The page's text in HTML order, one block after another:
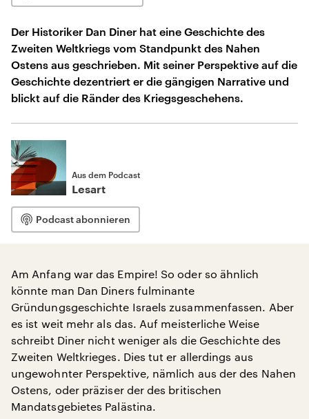
Der Historiker Dan Diner hat eine Geschichte des
Zweiten Weltkriegs vom Standpunkt des Nahen
Ostens aus geschrieben. Mit seiner Perspektive auf die
Geschichte dezentriert er die gängigen Narrative und
blickt auf die Ränder des Kriegsgeschehens.
Aus dem Podcast
Lesart
Podcast abonnieren
Am Anfang war das Empire! So oder so ähnlich
könnte man Dan Diners fulminante
Gründungsgeschichte Israels zusammenfassen. Aber
es ist weit mehr als das. Auf meisterliche Weise
schreibt Diner nicht weniger als die Geschichte des
Zweiten Weltkrieges. Dies tut er allerdings aus
ungewohnter Perspektive, nämlich aus der des Nahen
Ostens, oder präziser der des britischen
Mandatsgebietes Palästina.